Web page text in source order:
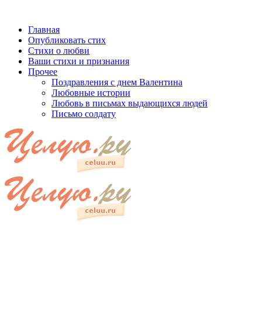
Главная
Опубликовать стих
Стихи о любви
Ваши стихи и признания
Прочее
Поздравления с днем Валентина
Любовные истории
Любовь в письмах выдающихся людей
Письмо солдату